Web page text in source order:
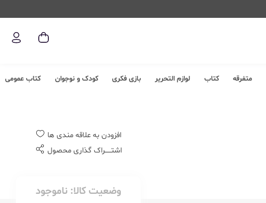
متفرقه کتاب لوازم التحریر بازی فکری کودک و نوجوان کتاب عمومی
افزودن به علاقه مندی ها
اشتــــــراک گذاری محصول
وضعیت کالا: ناموجود